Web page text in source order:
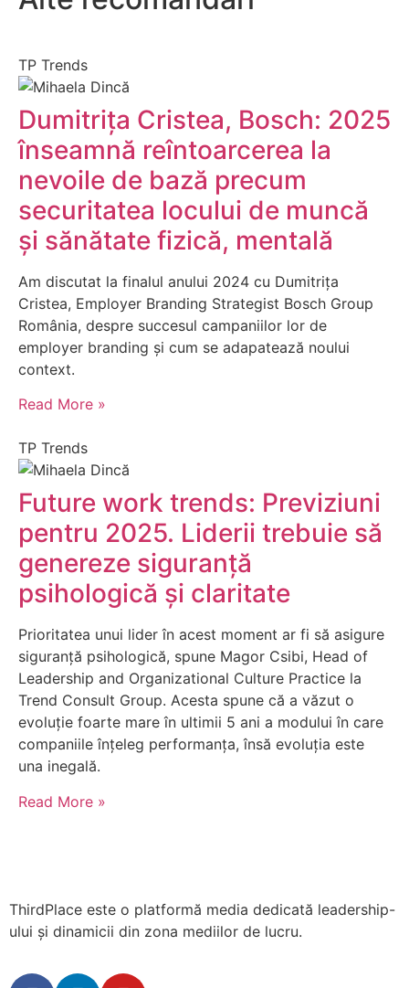
TP Trends
Dumitrița Cristea, Bosch: 2025
înseamnă reîntoarcerea la
nevoile de bază precum
securitatea locului de muncă
și sănătate fizică, mentală
Am discutat la finalul anului 2024 cu Dumitrița
Cristea, Employer Branding Strategist Bosch Group
România, despre succesul campaniilor lor de
employer branding și cum se adapatează noului
context.
Read More »
TP Trends
Future work trends: Previziuni
pentru 2025. Liderii trebuie să
genereze siguranță
psihologică și claritate
Prioritatea unui lider în acest moment ar fi să asigure
siguranță psihologică, spune Magor Csibi, Head of
Leadership and Organizational Culture Practice la
Trend Consult Group. Acesta spune că a văzut o
evoluție foarte mare în ultimii 5 ani a modului în care
companiile înțeleg performanța, însă evoluția este
una inegală.
Read More »
ThirdPlace este o platformă media dedicată leadership-
ului și dinamicii din zona mediilor de lucru.